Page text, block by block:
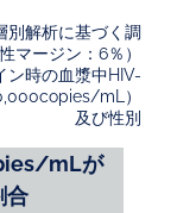
解析に基づく調
マージン：6％）
ン時の血漿中HIV-
mL）
及び性別
mLが
合